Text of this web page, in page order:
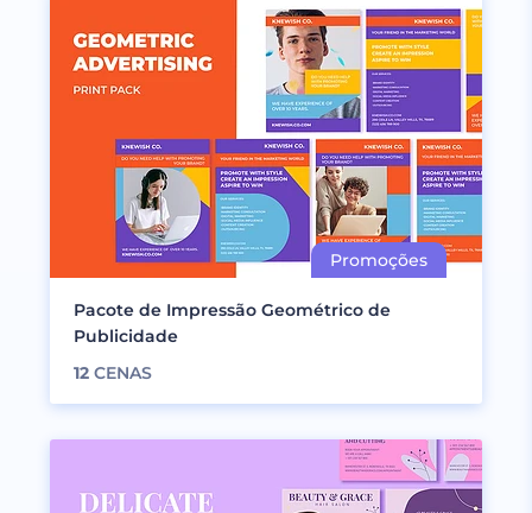
Pacote de Impressão Geométrico de
Publicidade
12 CENAS